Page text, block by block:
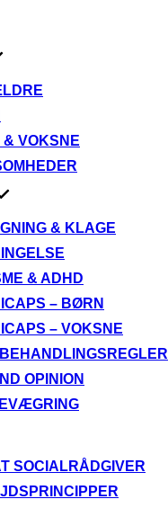
& VOKSNE
& KLAGE
& ADHD
– BØRN
– VOKSNE
OPINION
SOCIALRÅDGIVER